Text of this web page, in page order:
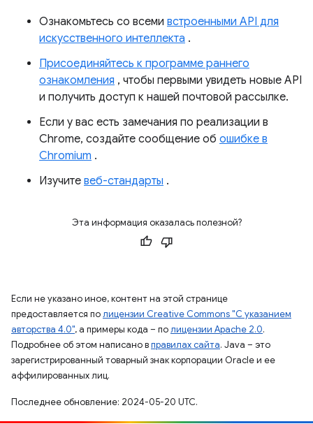
Ознакомьтесь со всеми встроенными API для
искусственного интеллекта .
Присоединяйтесь к программе раннего
ознакомления , чтобы первыми увидеть новые API
и получить доступ к нашей почтовой рассылке.
Если у вас есть замечания по реализации в
Chrome, создайте сообщение об ошибке в
Chromium .
Изучите веб-стандарты .
Эта информация оказалась полезной?
Если не указано иное, контент на этой странице
предоставляется полицензии Creative Commons "С указанием
авторства 4.0", а примеры кода – полицензии Apache 2.0.
Подробнее об этом написано вправилах сайта. Java – это
зарегистрированный товарный знак корпорации Oracle и ее
аффилированных лиц.
Последнее обновление: 2024-05-20 UTC.